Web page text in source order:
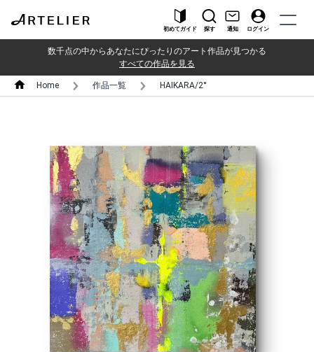
初めてガイド 探す 通知 ログイン
数千点の中からあなたにぴったりのアート作品が見つかる
すべての作品を見る
Home 作品一覧 HAIKARA/2°